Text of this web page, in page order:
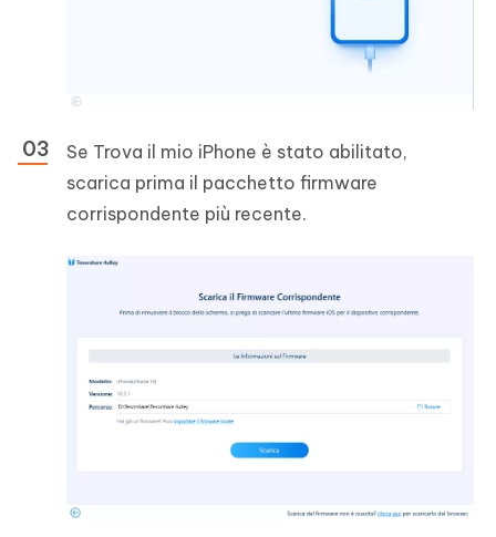
Se Trova il mio iPhone è stato abilitato,
scarica prima il pacchetto firmware
corrispondente più recente.